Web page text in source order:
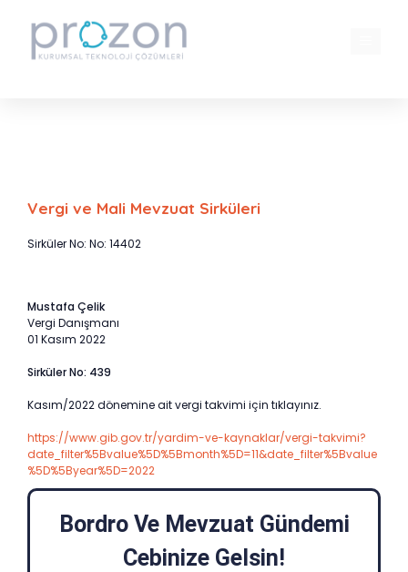
Vergi ve Mali Mevzuat Sirküleri
Sirküler No: No: 14402
Mustafa Çelik
Vergi Danışmanı
01 Kasım 2022
Sirküler No: 439
Kasım/2022 dönemine ait vergi takvimi için tıklayınız.
https://www.gib.gov.tr/yardim-ve-kaynaklar/vergi-takvimi?
date_filter%5Bvalue%5D%5Bmonth%5D=11&date_filter%5Bvalue
%5D%5Byear%5D=2022
Bordro Ve Mevzuat Gündemi
Cebinize Gelsin!